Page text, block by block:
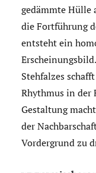
gedämmte Hülle
die Fortführung
entsteht ein
Stehfalzes
Rhythmus in der
Gestaltung
der
Vordergrund zu